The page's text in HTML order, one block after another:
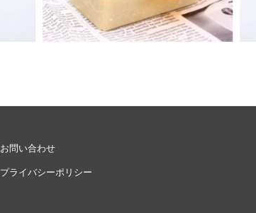
お問い合わせ
プライバシーポリシー